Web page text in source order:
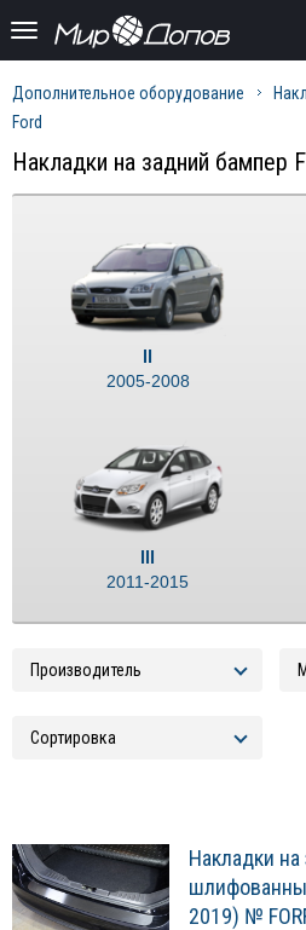
Дополнительное оборудование
Ford
Накладки на задний бампер
II
2005-2008
III
2011-2015
Накладки
2019) №